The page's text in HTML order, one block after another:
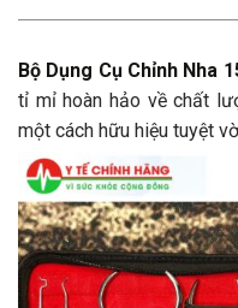
Bộ Dụng Cụ Chỉnh Nha
tỉ mỉ hoàn hảo về chất
một cách hữu hiệu tuyệt